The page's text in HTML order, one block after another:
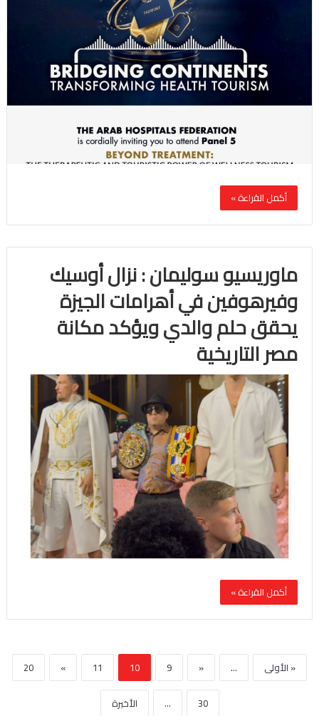
أكمل القراءة »
ماوريسيو سوليمان : نزال أوسيك
وفيرهوفين في أهرامات الجيزة
يحقق حلم والدي ويؤكد مكانة
مصر التاريخية
أكمل القراءة »
« الأولى ...
«
9
10
11
»
20
30
... الأخيرة